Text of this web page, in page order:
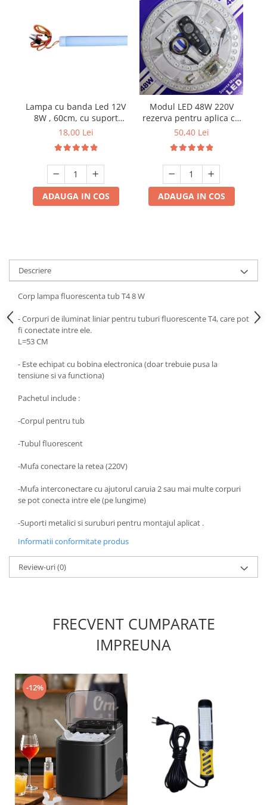
Cap prelungitor
Dulii/Dulie adaptor
Electrocasnice de mici dimensiuni
Multimetru Digital
Prelungitoare/Derulatoare
Întrerupătoare/Comutatoare
Ştechere/Stecher adaptor
Ţeavă PVC
Corpuri Led lineare
Feronerie
Butuc yala,Broaste usa,Lacat
Adezivi si benzi adezive
Chei , clesti , patenti
Cose / Coliere plastic
Pistoale de lipit si accesorii
Scule si unelte de
taiat,accesorii pentru gaurit si
insurubat
Sonerii
Trepied
Masina de facut gheata
Produse grele si voluminoase
Promotii
Lampa cu banda Led 12V
8W , 60cm, cu suport
aluminiu si clesti de
18,00 Lei
ADAUGA IN COS
Modul LED 48W 220V
rezerva pentru aplica cu
3 Culori si telecomanda
50,40 Lei
ADAUGA IN COS
Descriere
Corp lampa fluorescenta tub T4 8 W
- Corpuri de iluminat liniar pentru tuburi fluorescente T4, care pot
fi conectate intre ele.
L=53 CM
- Este echipat cu bobina electronica (doar trebuie pusa la
tensiune si va functiona)
Pachetul include :
-Corpul pentru tub
-Tubul fluorescent
-Mufa conectare la retea (220V)
-Mufa interconectare cu ajutorul caruia 2 sau mai multe corpuri
se pot conecta intre ele (pe lungime)
-Suporti metalici si suruburi pentru montajul aplicat .
Informatii conformitate produs
Review-uri(0)
FRECVENT CUMPARATE
IMPREUNA
-12%